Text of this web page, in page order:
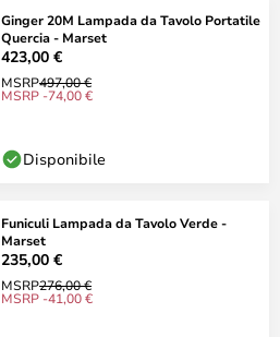
Ginger 20M Lampada da Tavolo Portatile
Quercia - Marset
423,00 €
MSRP497,00 €
MSRP -74,00 €
Disponibile
Funiculi Lampada da Tavolo Verde -
Marset
235,00 €
MSRP276,00 €
MSRP -41,00 €